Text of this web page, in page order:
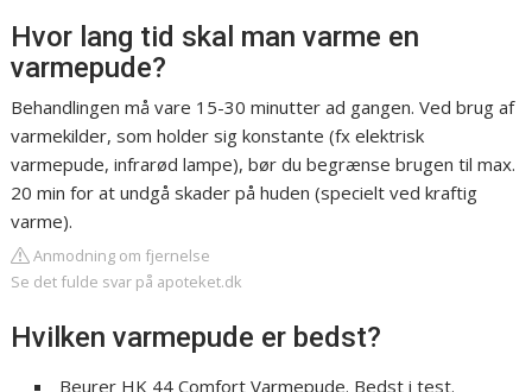
Hvor lang tid skal man varme en
varmepude?
Behandlingen må vare 15-30 minutter ad gangen. Ved brug af
varmekilder, som holder sig konstante (fx elektrisk
varmepude, infrarød lampe), bør du begrænse brugen til max.
20 min for at undgå skader på huden (specielt ved kraftig
varme).
Anmodning om fjernelse
Se det fulde svar på apoteket.dk
Hvilken varmepude er bedst?
Beurer HK 44 Comfort Varmepude. Bedst i test.